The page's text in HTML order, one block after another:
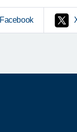
Facebook